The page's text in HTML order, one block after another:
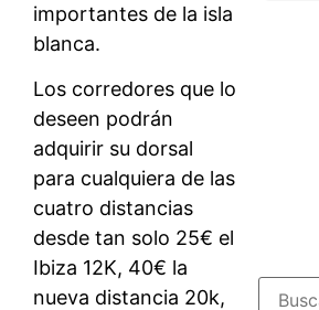
importantes de la isla
blanca.
Los corredores que lo
deseen podrán
adquirir su dorsal
para cualquiera de las
cuatro distancias
desde tan solo 25€ el
Ibiza 12K, 40€ la
nueva distancia 20k,